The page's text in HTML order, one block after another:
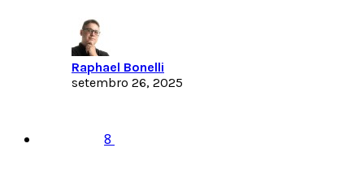
Raphael Bonelli
setembro 26, 2025
8